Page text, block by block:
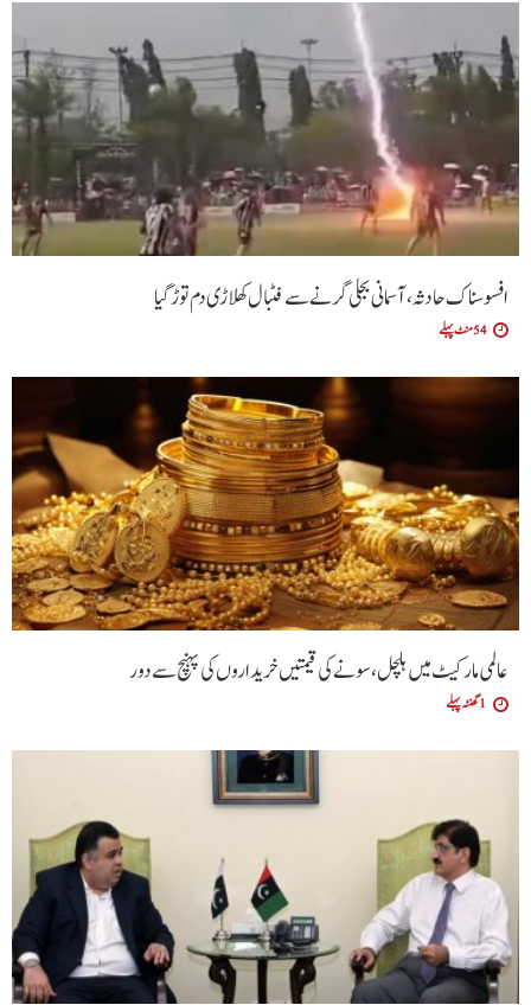
افسوسناک حادثہ، آسمانی بجلی گرنے سے فٹبال کھلاڑی دم توڑ گیا
54 منٹ پہلے
عالمی مارکیٹ میں ہلچل، سونے کی قیمتیں خریداروں کی پہنچ سے دور
1 گھنٹہ پہلے